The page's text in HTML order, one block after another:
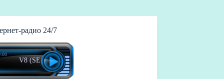
радио 24/7
V8 (SEVENTEEN) - rat race